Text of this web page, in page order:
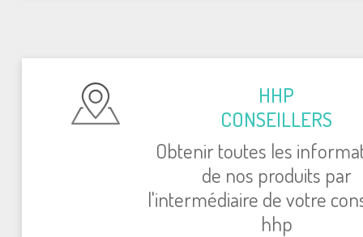
HHP
CONSEILLERS
Obtenir toutes les
de nos produits par
l'intermédiaire de votre
hhp